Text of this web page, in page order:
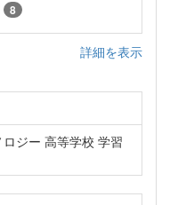
8
詳細を表示
ジー 高等学校 学習